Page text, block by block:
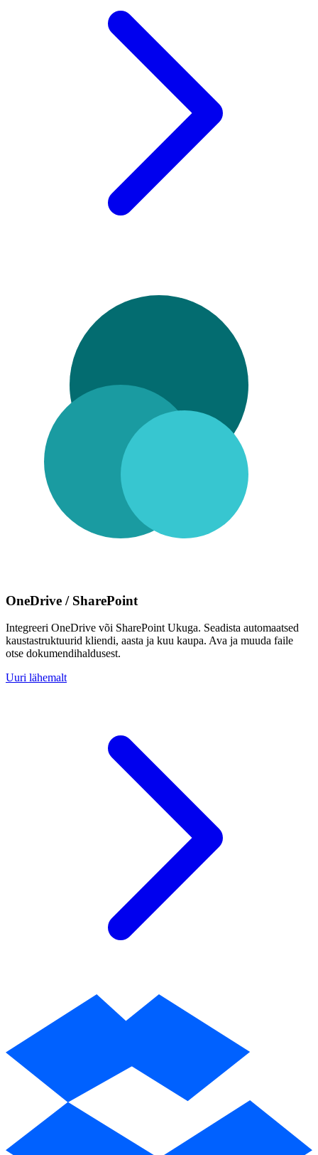
OneDrive / SharePoint
Integreeri OneDrive või SharePoint Ukuga. Seadista automaatsed
kaustastruktuurid kliendi, aasta ja kuu kaupa. Ava ja muuda faile
otse dokumendihaldusest.
Uuri lähemalt